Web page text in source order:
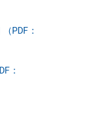
PDF：
：